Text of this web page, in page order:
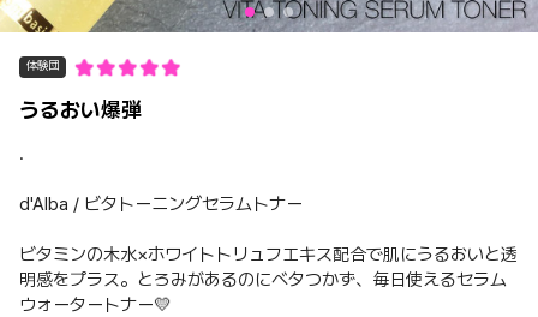
体験団
うるおい爆弾
.
d'Alba / ビタトーニングセラムトナー
ビタミンの木水×ホワイトトリュフエキス配合で肌にうるおいと透
明感をプラス。とろみがあるのにベタつかず、毎日使えるセラム
ウォータートナー💛